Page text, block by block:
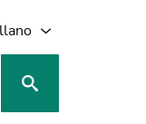
nuevanueva
una pestaña